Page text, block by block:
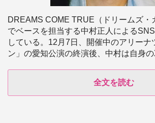
DREAMS COME TRUE（ドリームズ・
でベースを担当する中村正人による
している。12月7日、開催中のアリーナ
ン」の愛知公演の終演後、中村は自身
全文を読む